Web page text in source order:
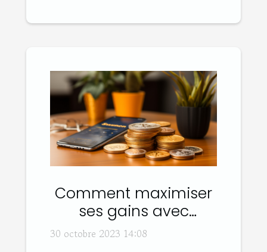
Comment maximiser
ses gains avec
Sweatcoin ?
30 octobre 2023 14:08